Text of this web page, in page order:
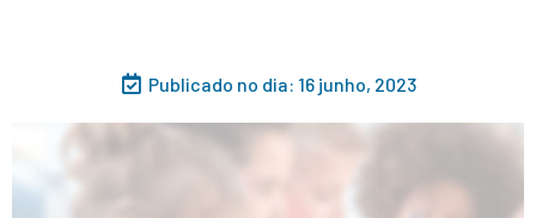
Publicado no dia: 16 junho, 2023